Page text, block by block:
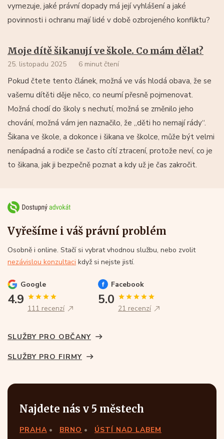
vymezuje, jaké právní dopady má její vyhlášení a jaké
povinnosti i ochranu mají lidé v době ozbrojeného konfliktu?
Moje dítě šikanují ve škole. Co mám dělat?
25. listopadu 2025 6 minut čtení
Pokud čtete tento článek, možná ve vás hlodá obava, že se
vašemu dítěti děje něco, co neumí přesně pojmenovat.
Možná chodí do školy s nechutí, možná se změnilo jeho
chování, možná vám jen naznačilo, že „děti ho nemají rády“.
Šikana ve škole, a dokonce i šikana ve školce, může být velmi
nenápadná a rodiče se často cítí ztracení, protože neví, co je
to šikana, jak ji bezpečně poznat a kdy už je čas zakročit.
Vyřešíme i váš právní problém
Osobně i online. Stačí si vybrat vhodnou službu, nebo zvolit
nezávislou konzultaci když si nejste jistí.
Google
4.9
111 recenzí
Facebook
5.0
21 recenzí
SLUŽBY PRO OBČANY
SLUŽBY PRO FIRMY
Najdete nás v 5 městech
PRAHA BRNO
ÚSTÍ NAD LABEM